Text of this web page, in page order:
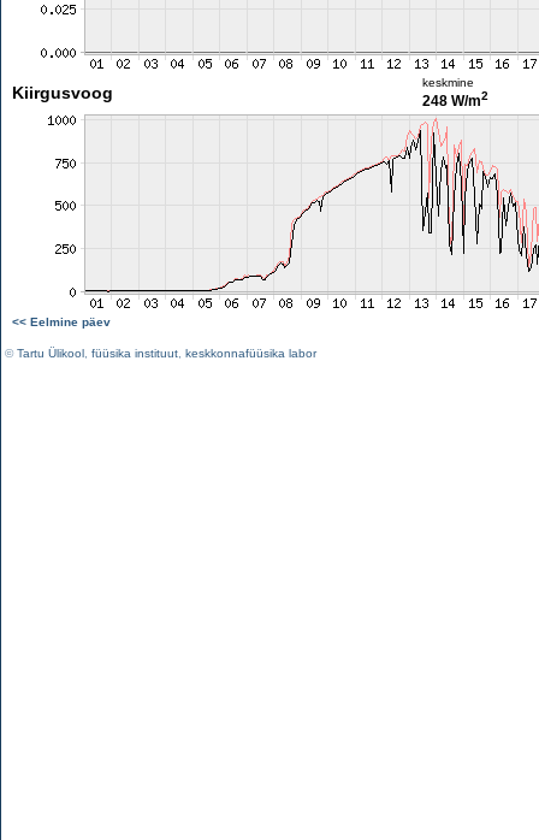
Kiirgusvoog
keskmine
248 W/m2
<< Eelmine päev
©Tartu Ülikool füüsika instituut keskkonnafüüsika labor